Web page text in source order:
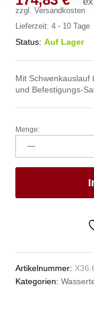
zzgl.Versandkosten
Lieferzeit:4 - 10 Tage
Status: Auf Lager
Mit
und Befestigungs-
pro
Wannen-
Rohreinlauf
Anzahl
Menge:
Artikelnummer:
Kategorien: